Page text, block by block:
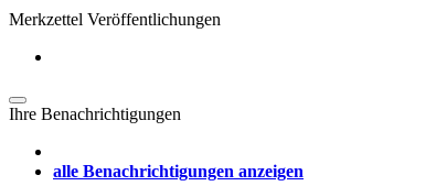
Merkzettel Veröffentlichungen
Ihre Benachrichtigungen
alle Benachrichtigungen anzeigen